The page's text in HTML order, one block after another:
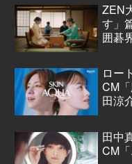
ZEN
す」
囲碁
ロー
CM
田涼
田中
CM